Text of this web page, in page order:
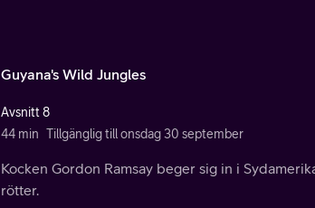
Guyana's Wild Jungles
Avsnitt 8
44 min Tillgänglig till onsdag 30 september
Kocken Gordon Ramsay beger sig in i
rötter.